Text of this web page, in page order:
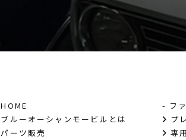
HOME
ブルーオーシャンモービルとは
パーツ販売
- フ
プ
専